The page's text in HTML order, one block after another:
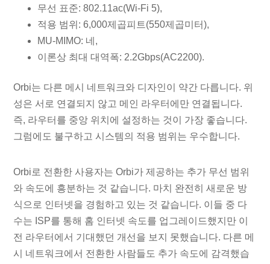
무선 표준: 802.11ac(Wi-Fi 5),
적용 범위: 6,000제곱피트(550제곱미터),
MU-MIMO: 네,
이론상 최대 대역폭: 2.2Gbps(AC2200).
Orbi는 다른 메시 네트워크와 디자인이 약간 다릅니다. 위
성은 서로 연결되지 않고 메인 라우터에만 연결됩니다.
즉, 라우터를 중앙 위치에 설정하는 것이 가장 좋습니다.
그럼에도 불구하고 시스템의 적용 범위는 우수합니다.
Orbi로 전환한 사용자는 Orbi가 제공하는 추가 무선 범위
와 속도에 흥분하는 것 같습니다. 마치 완전히 새로운 방
식으로 인터넷을 경험하고 있는 것 같습니다. 이들 중 다
수는 ISP를 통해 홈 인터넷 속도를 업그레이드했지만 이
전 라우터에서 기대했던 개선을 보지 못했습니다. 다른 메
시 네트워크에서 전환한 사람들도 추가 속도에 감격했습